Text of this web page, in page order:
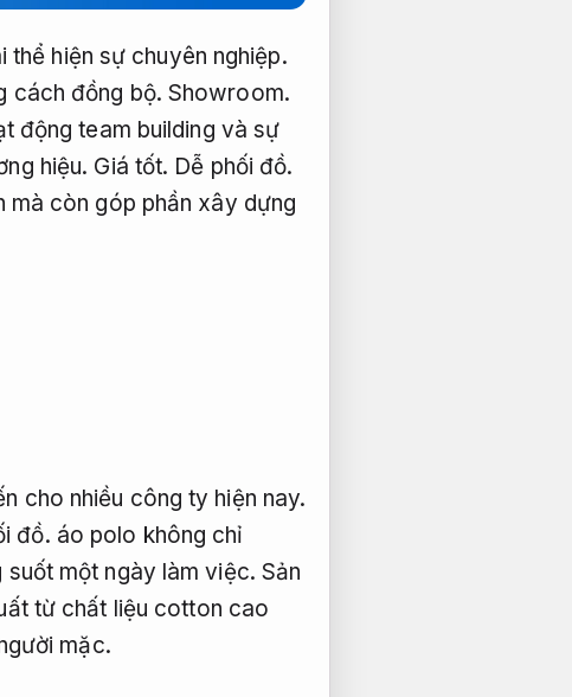
thể hiện sự chuyên nghiệp.
cách đồng bộ. Showroom.
động team building và sự
hiệu. Giá tốt. Dễ phối đồ.
mà còn góp phần xây dựng
cho nhiều công ty hiện nay.
đồ. áo polo không chỉ
suốt một ngày làm việc. Sản
từ chất liệu cotton cao
mặc.